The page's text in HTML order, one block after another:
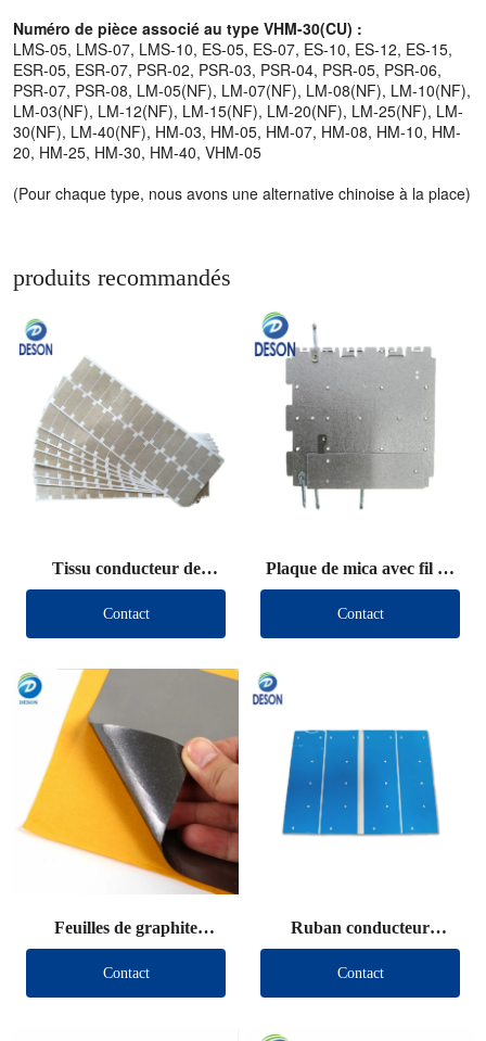
Numéro de pièce associé au type VHM-30(CU) :
LMS-05, LMS-07, LMS-10, ES-05, ES-07, ES-10, ES-12, ES-15,
ESR-05, ESR-07, PSR-02, PSR-03, PSR-04, PSR-05, PSR-06,
PSR-07, PSR-08, LM-05(NF), LM-07(NF), LM-08(NF), LM-10(NF),
LM-03(NF), LM-12(NF), LM-15(NF), LM-20(NF), LM-25(NF), LM-
30(NF), LM-40(NF), HM-03, HM-05, HM-07, HM-08, HM-10, HM-
20, HM-25, HM-30, HM-40, VHM-05
(Pour chaque type, nous avons une alternative chinoise à la place)
produits recommandés
Tissu conducteur de
blindage découpé
Contact
Plaque de mica avec fil de
plomb
Contact
Feuilles de graphite
découpées
Contact
Ruban conducteur
thermique découpé
Contact